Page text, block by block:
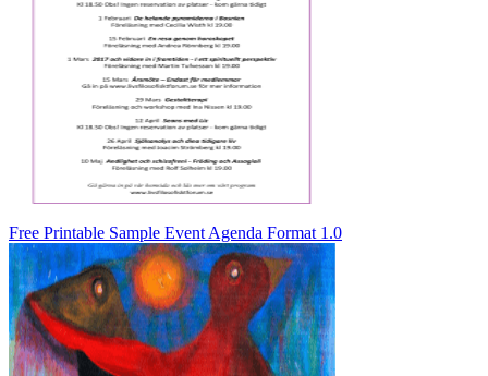
Free Printable Sample Event Agenda Format 1.0